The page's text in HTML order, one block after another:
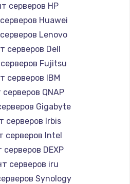
вебкамеры
1260 руб.
крышки
руб.
Wi-Fi
руб.
серверов HP
Huawei
Lenovo
серверов Dell
Fujitsu
серверов IBM
QNAP
Gigabyte
серверов Irbis
серверов Intel
DEXP
серверов iru
Synology